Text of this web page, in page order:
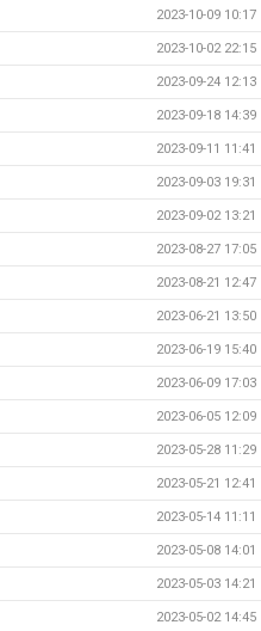
2023-10-09 10:17
2023-10-02 22:15
2023-09-24 12:13
2023-09-18 14:39
2023-09-11 11:41
2023-09-03 19:31
2023-09-02 13:21
2023-08-27 17:05
2023-08-21 12:47
2023-06-21 13:50
2023-06-19 15:40
2023-06-09 17:03
2023-06-05 12:09
2023-05-28 11:29
2023-05-21 12:41
2023-05-14 11:11
2023-05-08 14:01
2023-05-03 14:21
2023-05-02 14:45